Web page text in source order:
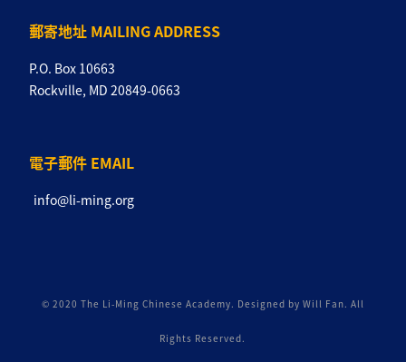
郵寄地址 MAILING ADDRESS
P.O. Box 10663
Rockville, MD 20849-0663
電子郵件 EMAIL
info@li-ming.org
© 2020 The Li-Ming Chinese Academy. Designed by Will Fan. All
Rights Reserved.